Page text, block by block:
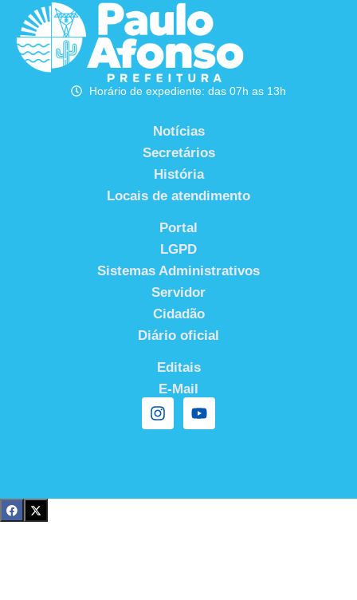
Horário de expediente: das 07h as 13h
Notícias
Secretários
História
Locais de atendimento
Portal
LGPD
Sistemas Administrativos
Servidor
Cidadão
Diário oficial
Editais
E-Mail